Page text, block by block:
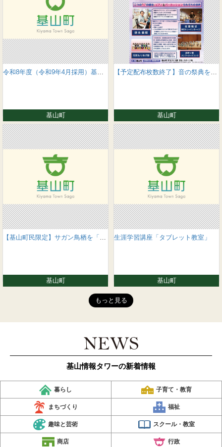
令和8年度（令和9年4月採用）基山町職員採用統一試験について
基山町
【予定配布枚数終了】音の祭典を開催します
基山町
【基山町民限定】サガン鳥栖を「きやまんシート」で応援しよう！（9月開催分）
基山町
生涯学習講座「タブレット教室」
基山町
もっと見る
基山情報タワーの新着情報
暮らし 子育て・教育
まちづくり 福祉
趣味と芸術 スクール・教室
商店 行政